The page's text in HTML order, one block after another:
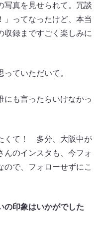
写真を見せられて。冗談
」ってなったけど、本当
収録まですごく楽しみに
ていただいて。
も言ったらいけなかっ
くて！ 多分、大阪中が
んのインスタも、今フォ
ので、フォローせずにこ
印象はいかがでした